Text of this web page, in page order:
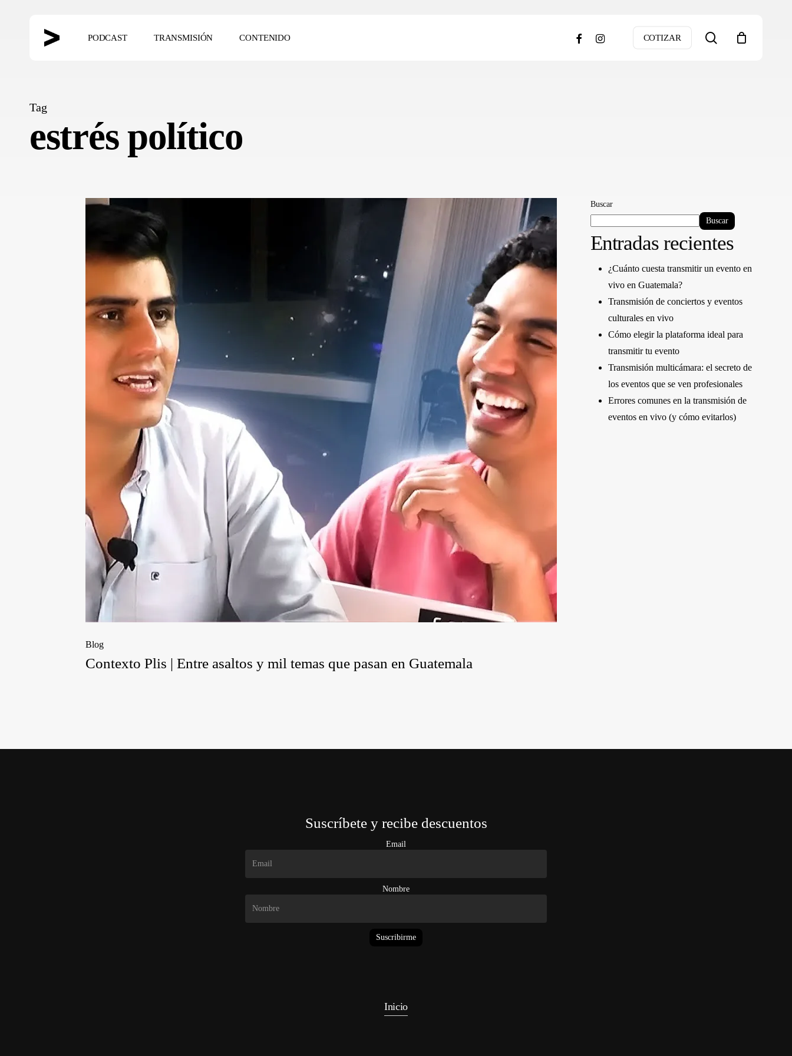
PODCAST TRANSMISIÓN CONTENIDO COTIZAR search
facebookinstagram
Tag
estrés político
Blog
Contexto Plis | Entre asaltos y mil temas que pasan en Guatemala
Buscar
Buscar
Entradas recientes
¿Cuánto cuesta transmitir un evento en
vivo en Guatemala?
Transmisión de conciertos y eventos
culturales en vivo
Cómo elegir la plataforma ideal para
transmitir tu evento
Transmisión multicámara: el secreto de
los eventos que se ven profesionales
Errores comunes en la transmisión de
eventos en vivo (y cómo evitarlos)
Suscríbete y recibe descuentos
Email
Nombre
Suscribirme
Inicio